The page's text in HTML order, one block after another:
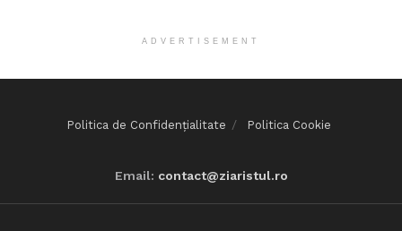
ADVERTISEMENT
Politica de Confidențialitate Politica Cookie
Email: contact@ziaristul.ro